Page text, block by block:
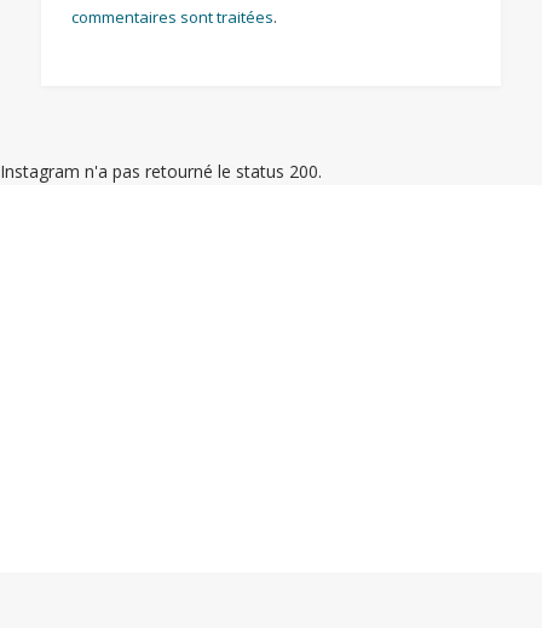
commentaires sont traitées.
Instagram n'a pas retourné le status 200.